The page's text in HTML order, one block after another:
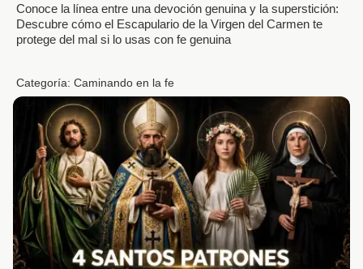
Conoce la línea entre una devoción genuina y la superstición:
Descubre cómo el Escapulario de la Virgen del Carmen te
protege del mal si lo usas con fe genuina
Categoría:Caminando en la fe